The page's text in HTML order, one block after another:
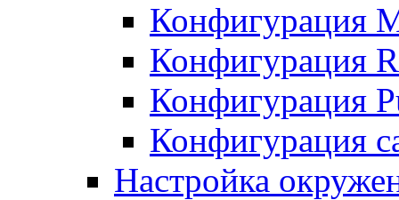
Конфигурация
Конфигурация
Конфигурация
Конфигурация
Настройка